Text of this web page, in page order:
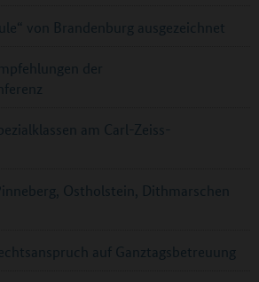
von Brandenburg ausgezeichnet
der
am Carl-Zeiss-
Ostholstein, Dithmarschen
auf Ganztagsbetreuung